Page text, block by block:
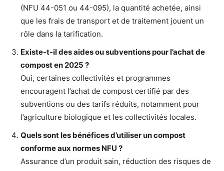
(NFU 44-051 ou 44-095), la quantité achetée, ainsi
que les frais de transport et de traitement jouent un
rôle dans la tarification.
Existe-t-il des aides ou subventions pour l’achat de
compost en 2025 ?
Oui, certaines collectivités et programmes
encouragent l’achat de compost certifié par des
subventions ou des tarifs réduits, notamment pour
l’agriculture biologique et les collectivités locales.
Quels sont les bénéfices d’utiliser un compost
conforme aux normes NFU ?
Assurance d’un produit sain, réduction des risques de